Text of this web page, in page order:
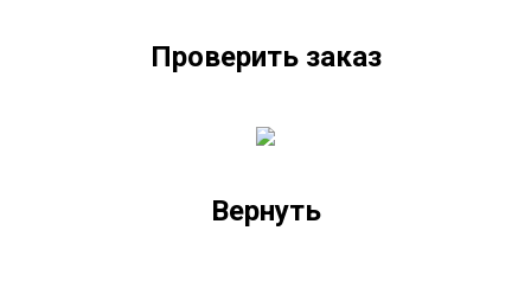
Проверить заказ
Вернуть